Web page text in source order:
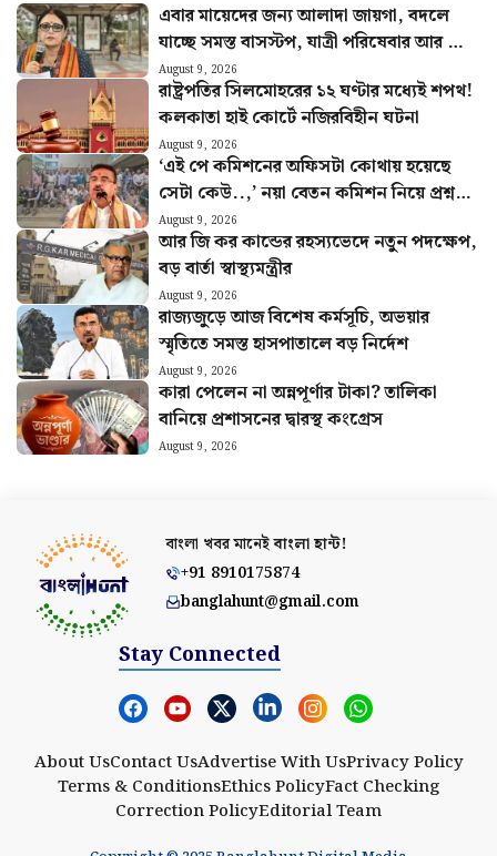
এবার মায়েদের জন্য আলাদা জায়গা, বদলে
যাচ্ছে সমস্ত বাসস্টপ, যাত্রী পরিষেবার আর কী
কী পরিবর্তন?
August 9, 2026
রাষ্ট্রপতির সিলমোহরের ১২ ঘণ্টার মধ্যেই শপথ!
কলকাতা হাই কোর্টে নজিরবিহীন ঘটনা
August 9, 2026
‘এই পে কমিশনের অফিসটা কোথায় হয়েছে
সেটা কেউ..,’ নয়া বেতন কমিশন নিয়ে প্রশ্ন
সরকারি কর্মীদের
August 9, 2026
আর জি কর কান্ডের রহস্যভেদে নতুন পদক্ষেপ,
বড় বার্তা স্বাস্থ্যমন্ত্রীর
August 9, 2026
রাজ্যজুড়ে আজ বিশেষ কর্মসূচি, অভয়ার
স্মৃতিতে সমস্ত হাসপাতালে বড় নির্দেশ
August 9, 2026
কারা পেলেন না অন্নপূর্ণার টাকা? তালিকা
বানিয়ে প্রশাসনের দ্বারস্থ কংগ্রেস
August 9, 2026
বাংলা খবর মানেইবাংলা হান্ট!
+91 8910175874
banglahunt@gmail.com
Stay Connected
About UsContact UsAdvertise With UsPrivacy Policy
Terms & ConditionsEthics PolicyFact Checking
Correction PolicyEditorial Team